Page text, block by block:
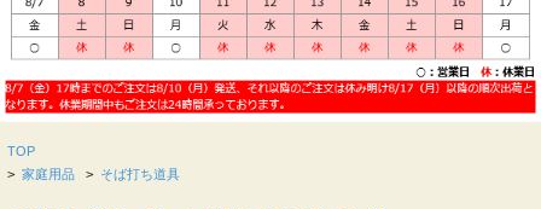
TOP
> 家庭用品 > そば打ち道具